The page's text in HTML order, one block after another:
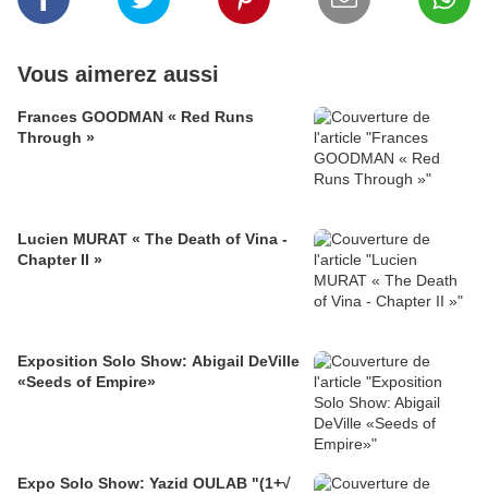
Vous aimerez aussi
Frances GOODMAN « Red Runs
Through »
Lucien MURAT « The Death of Vina -
Chapter II »
Exposition Solo Show: Abigail DeVille
«Seeds of Empire»
Expo Solo Show: Yazid OULAB "(1+√